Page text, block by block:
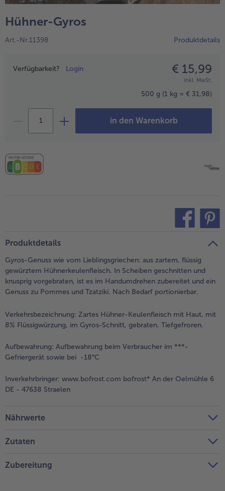
alle Obst
alle Süße Vielfalt
Confiserie & Feinkost
alle Küchenhelfer
Hühner-Gyros
Art.-Nr.11398 Produktdetails
Preisangabe
Verfügbarkeit? Login € 15,99
inkl. MwSt.
500 g (1 kg = € 31,98)
in den Warenkorb
Produktdetails
Gyros-Genuss wie vom Lieblingsgriechen: aus zartem, flüssig
gewürztem Hühnerkeulenfleisch. In Scheiben geschnitten und
knusprig vorgebraten, ist es im Handumdrehen zubereitet und ein
Genuss zu Pommes und Tzatziki. Nach Bedarf portionierbar.
Verkehrsbezeichnung: Zartes Hühner-Keulenfleisch mit Haut, mit
8% Flüssigwürzung, im Gyros-Schnitt, gebraten. Tiefgefroren.
Aufbewahrung: Aufbewahrung beim Verbraucher im ***-
Gefriergerät sowie bei -18°C
Inverkehrbringer: www.bofrost.com bofrost* An der Oelmühle 6
DE - 47638 Straelen
Nährwerte
Zutaten
Zubereitung